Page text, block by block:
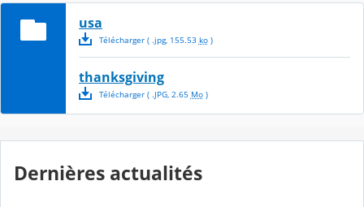
usa
Télécharger( .jpg, 155.53 ko)
thanksgiving
Télécharger( .JPG, 2.65 Mo)
Dernières actualités